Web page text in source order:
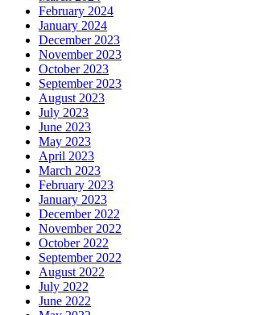
February 2024
January 2024
December 2023
November 2023
October 2023
September 2023
August 2023
July 2023
June 2023
May 2023
April 2023
March 2023
February 2023
January 2023
December 2022
November 2022
October 2022
September 2022
August 2022
July 2022
June 2022